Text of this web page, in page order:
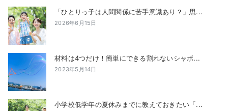
「ひとりっ子は人間関係に苦手意識あり？」思...
2026年6月15日
材料は4つだけ！簡単にできる割れないシャボ...
2023年5月14日
小学校低学年の夏休みまでに教えておきたい「...